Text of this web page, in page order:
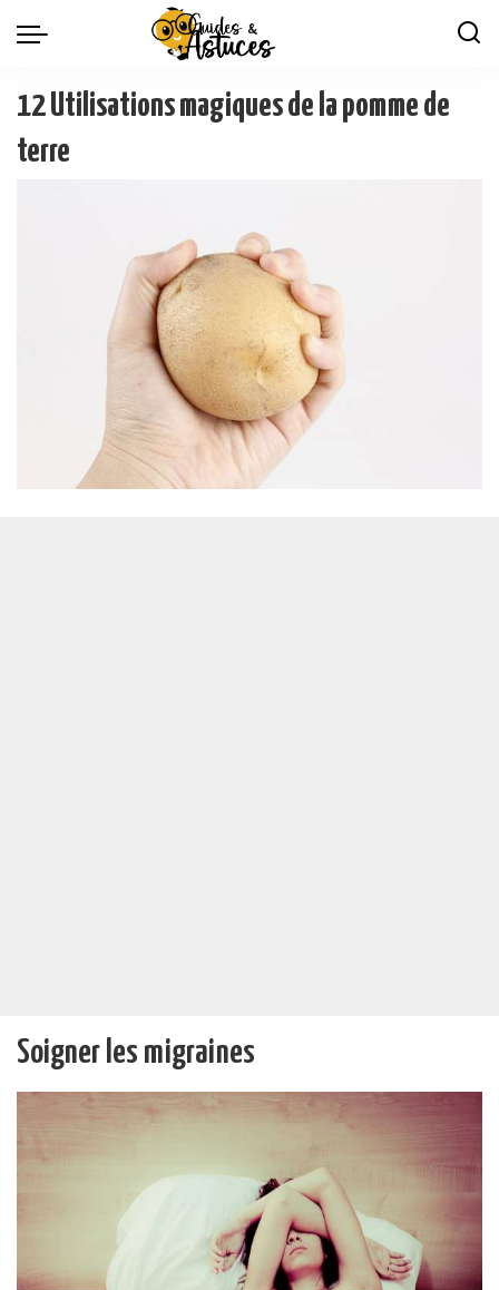
12 Utilisations magiques de la pomme de
terre
Soigner les migraines